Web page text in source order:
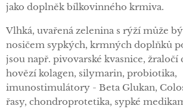
jako doplněk bílkovinného krmiva.
Vlhká, uvařená zelenina s rýží může
nosičem sypkých, krmných doplňků
jsou např. pivovarské kvasnice, žraločí
hovězí kolagen, silymarin, probiotika,
imunostimulátory - Beta Glukan,
řasy, chondroprotetika, sypké